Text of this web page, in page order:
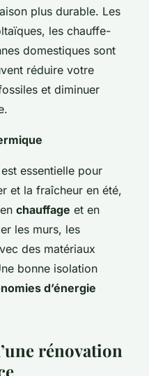
plus durable. Les
les chauffe-
domestiques sont
réduire votre
et diminuer
essentielle pour
et la fraîcheur en été,
chauffage et en
les murs, les
des matériaux
bonne isolation
d’énergie
rénovation